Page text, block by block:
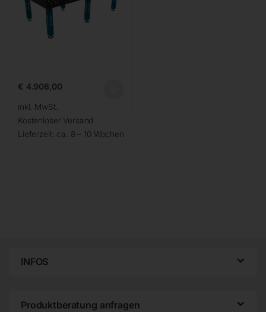
€ 4.908,00
inkl. MwSt.
Kostenloser Versand
Lieferzeit: ca. 8 – 10 Wochen
INFOS
Produktberatung anfragen